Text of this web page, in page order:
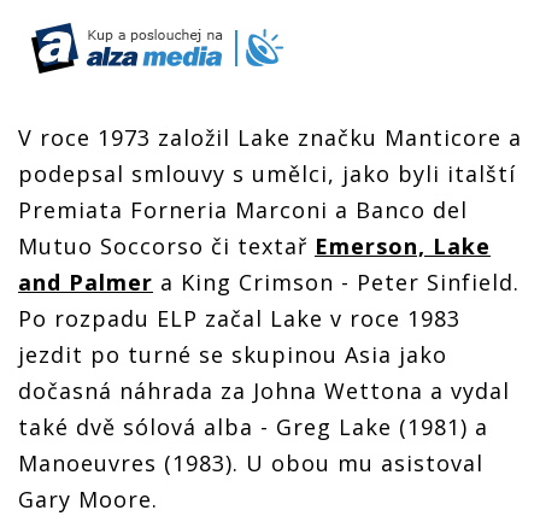
V roce 1973 založil Lake značku Manticore a
podepsal smlouvy s umělci, jako byli italští
Premiata Forneria Marconi a Banco del
Mutuo Soccorso či textař Emerson, Lake
and Palmer a King Crimson - Peter Sinfield.
Po rozpadu ELP začal Lake v roce 1983
jezdit po turné se skupinou Asia jako
dočasná náhrada za Johna Wettona a vydal
také dvě sólová alba - Greg Lake (1981) a
Manoeuvres (1983). U obou mu asistoval
Gary Moore.